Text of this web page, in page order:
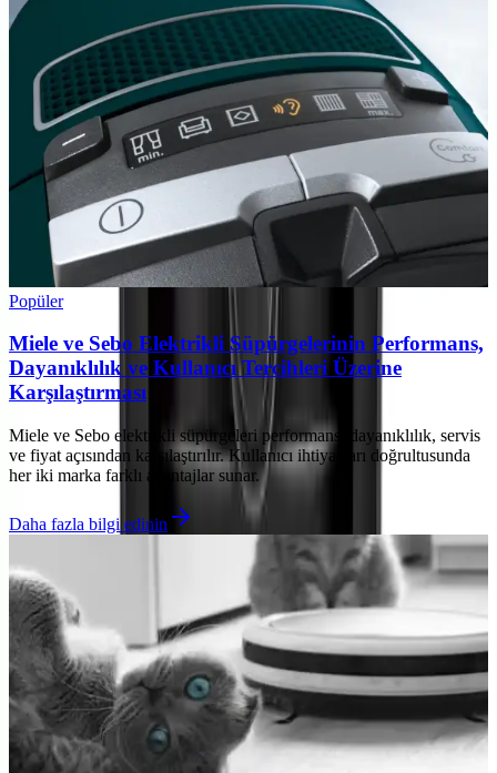
Popüler
Miele ve Sebo Elektrikli Süpürgelerinin Performans,
Dayanıklılık ve Kullanıcı Tercihleri Üzerine
Karşılaştırması
Miele ve Sebo elektrikli süpürgeleri performans, dayanıklılık, servis
ve fiyat açısından karşılaştırılır. Kullanıcı ihtiyaçları doğrultusunda
her iki marka farklı avantajlar sunar.
Daha fazla bilgi edinin